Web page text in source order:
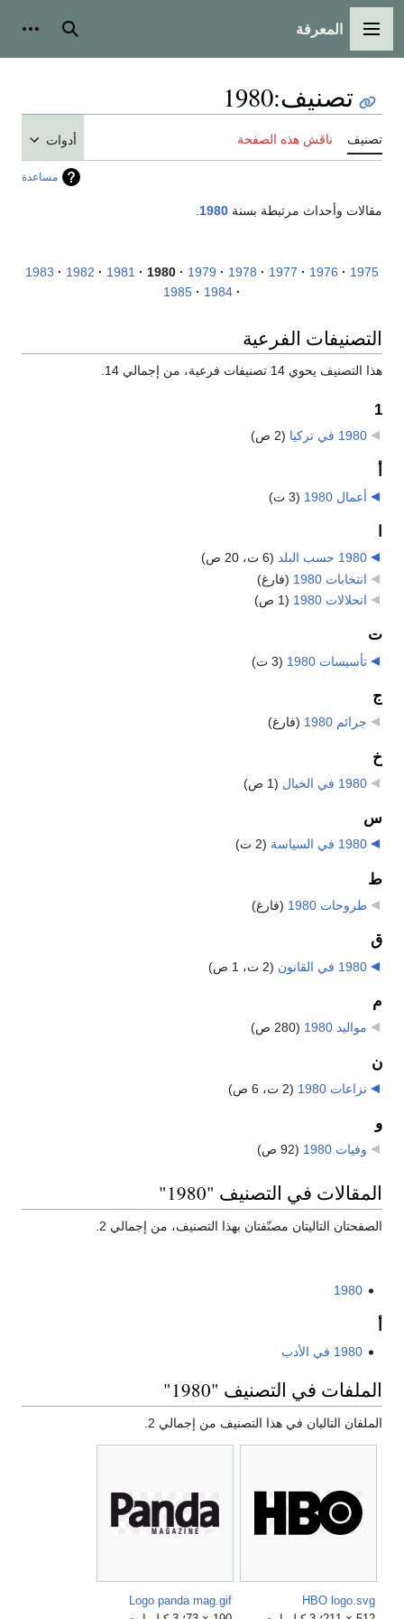
القائمة الرئيسية
المعرفة بحث
تصنيف:
1980
تصنيف ناقش هذه الصفحة أدوات
مساعدة
مقالات وأحداث مرتبطة بسنة 1980
1975
1976
1977
1978
1979
1980
1981
1982
1983
1984
1985
التصنيفات الفرعية
هذا التصنيف يحوي 14 تصنيفات فرعية، من إجمالي 14.
1
1980 في تركيا (2 ص)
أعمال 1980 (3 ت)
1980 حسب البلد
(6 ت، 20 ص)
انتخابات 1980
(فارغ)
انحلالات 1980
(1 ص)
ت
تأسيسات 1980 (3 ت)
ج
جرائم 1980 (فارغ)
خ
1980 في الخيال (1 ص)
س
1980 في السياسة (2 ت)
ط
طروحات 1980 (فارغ)
ق
1980 في القانون (2 ت، 1 ص)
م
مواليد 1980 (280 ص)
ن
نزاعات 1980 (2 ت، 6 ص)
و
وفيات 1980 (92 ص)
المقالات في التصنيف "1980"
الصفحتان التاليتان مصنّفتان بهذا التصنيف، من إجمالي 2.
1980
1980 في الأدب
الملفات في التصنيف "1980"
الملفان التاليان في هذا التصنيف من إجمالي 2.
HBO logo.svg
Logo panda mag.gif